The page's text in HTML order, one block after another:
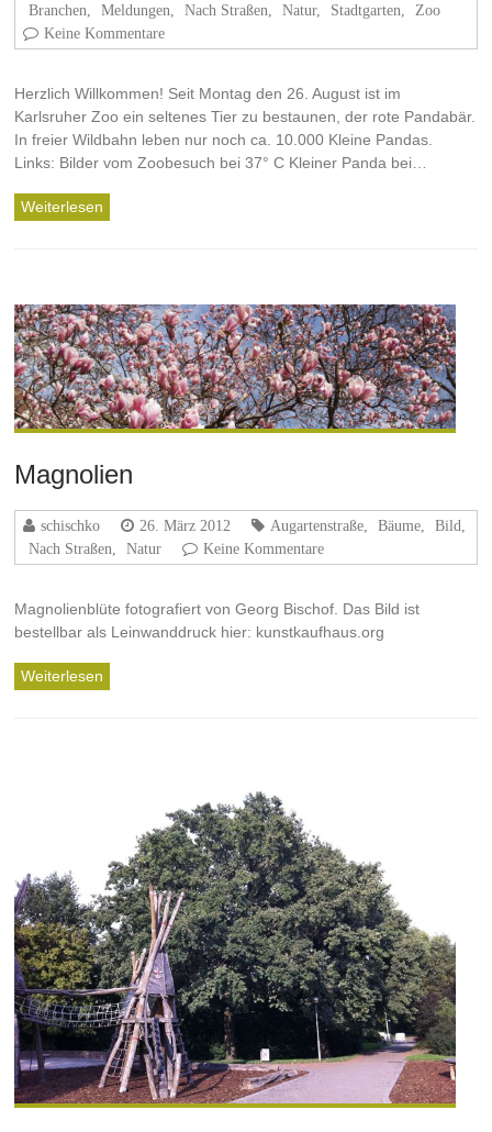
Branchen
Meldungen Nach Straßen Natur, Stadtgarten
Zoo
Keine Kommentare
Herzlich Willkommen! Seit Montag den 26. August ist im
Karlsruher Zoo ein seltenes Tier zu bestaunen, der rote Pandabär.
In freier Wildbahn leben nur noch ca. 10.000 Kleine Pandas.
Links: Bilder vom Zoobesuch bei 37° C Kleiner Panda bei…
Weiterlesen
Magnolien
schischko 26. März 2012 Augartenstraße Bäume Bild
Nach Straßen
Natur Keine Kommentare
Magnolienblüte fotografiert von Georg Bischof. Das Bild ist
bestellbar als Leinwanddruck hier: kunstkaufhaus.org
Weiterlesen